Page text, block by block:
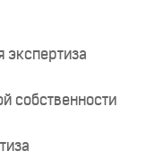
экспертиза
собственности